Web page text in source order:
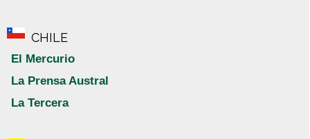
CHILE
El Mercurio
La Prensa Austral
La Tercera